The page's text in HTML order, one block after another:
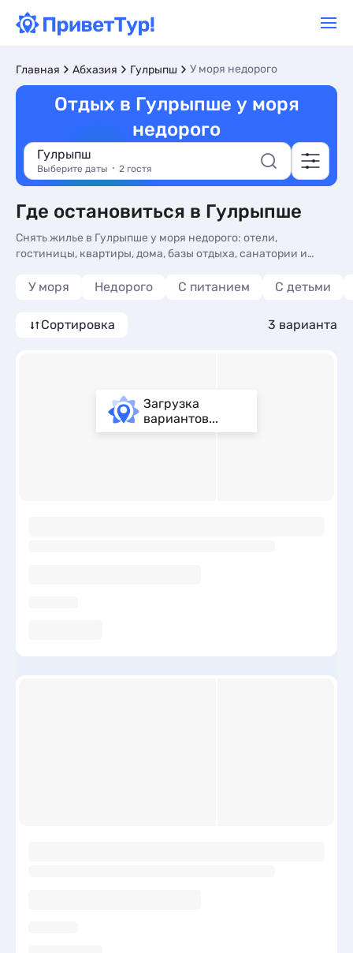
Главная Абхазия Гулрыпш У моря недорого
Отдых в Гулрыпше у моря
недорого
Гулрыпш
Выберите даты 2 гостя
Где остановиться в Гулрыпше
Снять жилье в Гулрыпше у моря недорого: отели,
гостиницы, квартиры, дома, базы отдыха, санатории и
телефоны для бронирования без посредников - недорогое
руб., номера с трансфером (платно), сменой белья и видом
на горы.
У моря Недорого С питанием С детьми
Сортировка 3 варианта
Загрузка
вариантов...